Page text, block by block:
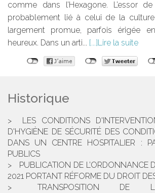
comme dans l’Hexagone. L’essor
probablement lié à celui de la culture
largement promue, parfois érigée
heureux. Dans un arti...
Lire la suite
Historique
LES CONDITIONS
D'HYGIÈNE DE SÉCURITÉ DES
DANS UN CENTRE HOSPITALIER :
PUBLICS
PUBLICATION DE L’ORDONNANCE
2021 PORTANT RÉFORME DU DROIT
TRANSPOSITION DE